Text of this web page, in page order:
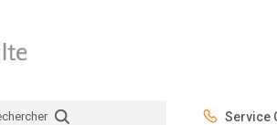
Service